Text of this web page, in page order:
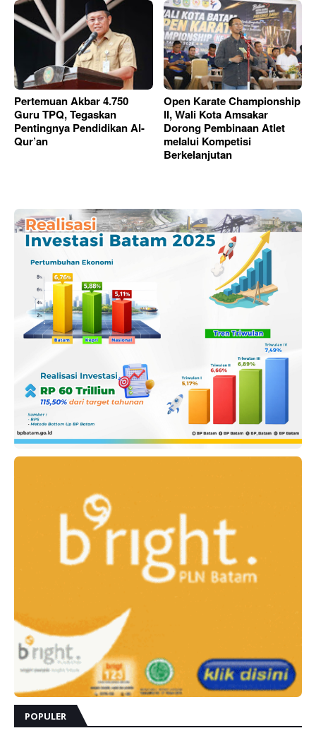
Pertemuan Akbar 4.750
Guru TPQ, Tegaskan
Pentingnya Pendidikan Al-
Qur’an
Open Karate Championship
II, Wali Kota Amsakar
Dorong Pembinaan Atlet
melalui Kompetisi
Berkelanjutan
POPULER